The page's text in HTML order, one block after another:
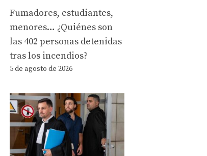
Fumadores, estudiantes,
menores… ¿Quiénes son
las 402 personas detenidas
tras los incendios?
5 de agosto de 2026